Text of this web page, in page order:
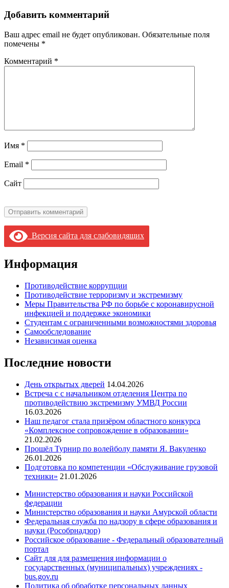
Добавить комментарий
Ваш адрес email не будет опубликован. Обязательные поля
помечены *
Комментарий *
Имя *
Email *
Сайт
Версия сайта для слабовидящих
Информация
Противодействие коррупции
Противодействие терроризму и экстремизму
Меры Правительства РФ по борьбе с коронавирусной
инфекцией и поддержке экономики
Студентам с ограниченными возможностями здоровья
Самообследование
Независимая оценка
Последние новости
День открытых дверей 14.04.2026
Встреча с с начальником отделения Центра по
противодействию экстремизму УМВД России
16.03.2026
Наш педагог стала призёром областного конкурса
«Комплексное сопровождение в образовании»
21.02.2026
Прошёл Турнир по волейболу памяти Я. Вакуленко
26.01.2026
Подготовка по компетенции «Обслуживание грузовой
техники» 21.01.2026
Министерство образования и науки Российской
федерации
Министерство образования и науки Амурской области
Федеральная служба по надзору в сфере образования и
науки (Рособрнадзор)
Российское образование - Федеральный образователный
портал
Сайт для для размещения информации о
государственных (муниципальных) учреждениях -
bus.gov.ru
Политика об обработке персональных данных